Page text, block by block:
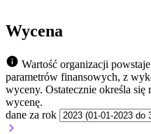
Wycena
Wartość organizacji
parametrów finansowych, z
wyceny. Ostatecznie określa
wycenę.
dane za rok